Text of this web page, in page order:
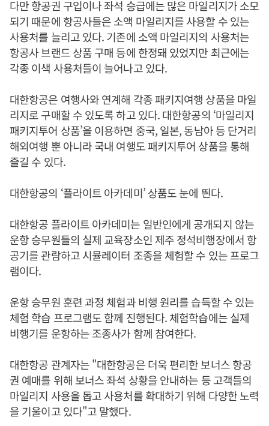
다만 항공권 구입이나 좌석 승급에는 많은 마일리지가 소모
되기 때문에 항공사들은 소액 마일리지를 사용할 수 있는
사용처를 늘리고 있다. 기존에 소액 마일리지의 사용처는
항공사 브랜드 상품 구매 등에 한정돼 있었지만 최근에는
각종 이색 사용처들이 늘어나고 있다.
대한항공은 여행사와 연계해 각종 패키지여행 상품을 마일
리지로 구매할 수 있도록 하고 있다. 대한항공의 ‘마일리지
패키지투어 상품’을 이용하면 중국, 일본, 동남아 등 단거리
해외여행 뿐 아니라 국내 여행도 패키지투어 상품을 통해
즐길 수 있다.
대한항공의 ‘플라이트 아카데미’ 상품도 눈에 띈다.
대한항공 플라이트 아카데미는 일반인에게 공개되지 않는
운항 승무원들의 실제 교육장소인 제주 정석비행장에서 항
공기를 관람하고 시뮬레이터 조종을 체험할 수 있는 프로그
램이다.
운항 승무원 훈련 과정 체험과 비행 원리를 습득할 수 있는
체험 학습 프로그램도 함께 진행된다. 체험학습에는 실제
비행기를 운항하는 조종사가 함께 참여한다.
대한항공 관계자는 "대한항공은 더욱 편리한 보너스 항공
권 예매를 위해 보너스 좌석 상황을 안내하는 등 고객들의
마일리지 사용을 돕고 사용처를 확대하기 위해 다양한 노력
을 기울이고 있다"고 말했다.